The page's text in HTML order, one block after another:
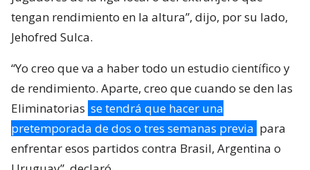
tengan rendimiento en la altura”, dijo, por su lado,
Jehofred Sulca.
“Yo creo que va a haber todo un estudio científico y
de rendimiento. Aparte, creo que cuando se den las
Eliminatorias se tendrá que hacer una
pretemporada de dos o tres semanas previa para
enfrentar esos partidos contra Brasil, Argentina o